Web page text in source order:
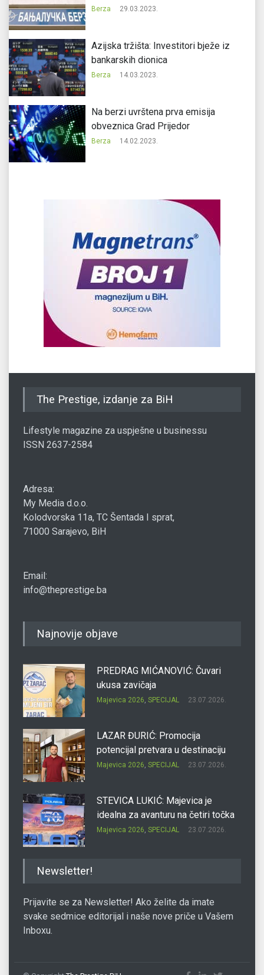
Berza 29.03.2023.
Azijska tržišta: Investitori bježe iz
bankarskih dionica
Berza 14.03.2023.
Na berzi uvrštena prva emisija
obveznica Grad Prijedor
Berza 14.02.2023.
The Prestige, izdanje za BiH
Lifestyle magazine za uspješne u businessu
ISSN 2637-2584
Adresa:
My Media d.o.o.
Kolodvorska 11a, TC Šentada I sprat,
71000 Sarajevo, BiH
Email:
info@theprestige.ba
Najnovije objave
PREDRAG MIĆANOVIĆ: Čuvari
ukusa zavičaja
Majevica 2026, SPECIJAL 23.07.2026.
LAZAR ĐURIĆ: Promocija
potencijal pretvara u destinaciju
Majevica 2026, SPECIJAL 23.07.2026.
STEVICA LUKIĆ: Majevica je
idealna za avanturu na četiri točka
Majevica 2026, SPECIJAL 23.07.2026.
Newsletter!
Prijavite se za Newsletter! Ako želite da imate
svake sedmice editorijal i naše nove priče u Vašem
Inboxu.